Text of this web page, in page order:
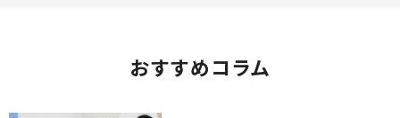
おすすめコラム